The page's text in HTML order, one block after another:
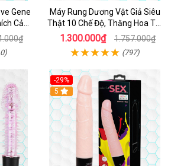
Gene
Cảm
Máy Rung Dương Vật Giả Siêu
Thật 10 Chế Độ, Thăng Hoa Tối
Ưu
1.300.000₫ 1.757.000₫
(797)
-29%
Hot
5